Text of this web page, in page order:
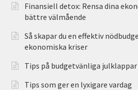
Finansiell detox: Rensa dina
bättre välmående
Så skapar du en effektiv
ekonomiska kriser
Tips på budgetvänliga julklappar
Tips som ger en lyxigare vardag